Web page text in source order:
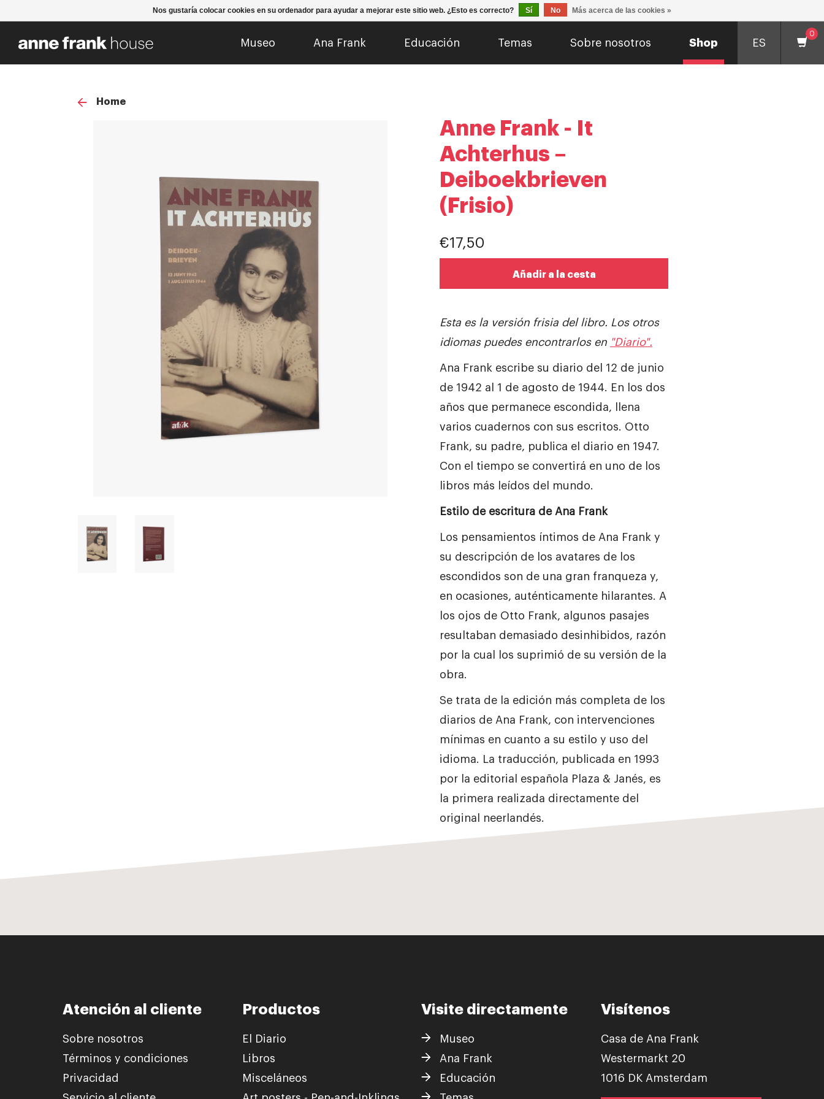
Museo Ana Frank Educación Temas Sobre nosotros Shop ES
0
Home
Anne Frank - It
Achterhus –
Deiboekbrieven
(Frisio)
€17,50
Añadir a la cesta
Esta es la versión frisia del libro. Los otros
idiomas puedes encontrarlos en "Diario".
Ana Frank escribe su diario del 12 de junio
de 1942 al 1 de agosto de 1944. En los dos
años que permanece escondida, llena
varios cuadernos con sus escritos. Otto
Frank, su padre, publica el diario en 1947.
Con el tiempo se convertirá en uno de los
libros más leídos del mundo.
Estilo de escritura de Ana Frank
Los pensamientos íntimos de Ana Frank y
su descripción de los avatares de los
escondidos son de una gran franqueza y,
en ocasiones, auténticamente hilarantes. A
los ojos de Otto Frank, algunos pasajes
resultaban demasiado desinhibidos, razón
por la cual los suprimió de su versión de la
obra.
Se trata de la edición más completa de los
diarios de Ana Frank, con intervenciones
mínimas en cuanto a su estilo y uso del
idioma. La traducción, publicada en 1993
por la editorial española Plaza & Janés, es
la primera realizada directamente del
original neerlandés.
Atención al cliente
Sobre nosotros
Términos y condiciones
Privacidad
Productos
El Diario
Libros
Misceláneos
Visite directamente
Museo
Ana Frank
Educación
Visítenos
Casa de Ana Frank
Westermarkt 20
1016 DK Amsterdam
Nos gustaría colocar cookies en su ordenador para ayudar a mejorar este sitio web. ¿Esto es correcto? Sí No Más acerca de las cookies »